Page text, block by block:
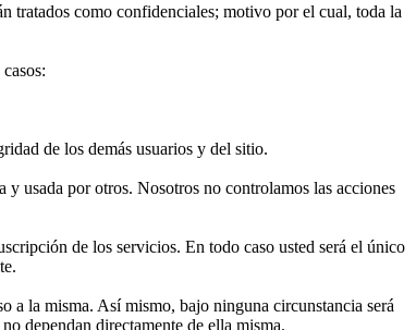
tratados como confidenciales; motivo por el cual, toda la
de los demás usuarios y del sitio.
usada por otros. Nosotros no controlamos las acciones
de los servicios. En todo caso usted será el único
a la misma. Así mismo, bajo ninguna circunstancia será
dependan directamente de ella misma.